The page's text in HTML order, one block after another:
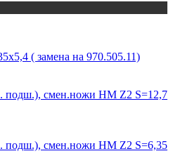
( замена на 970.505.11)
подш.), смен.ножи HM Z2 S=12,7
подш.), смен.ножи HM Z2 S=6,35